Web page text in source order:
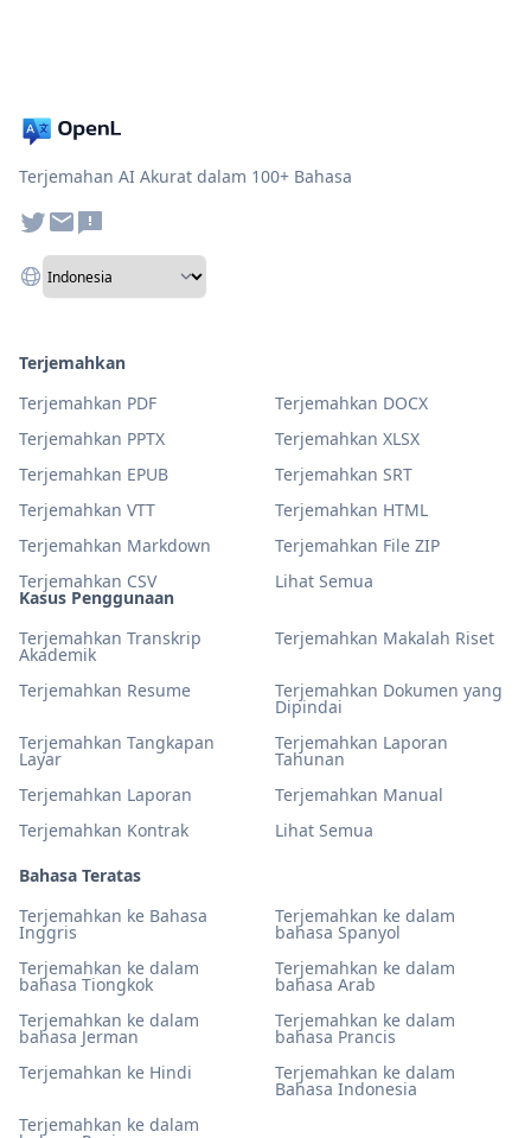
Terjemahan AI Akurat dalam 100+ Bahasa
Kasus Penggunaan
Terjemahkan Transkrip
Akademik
Terjemahkan Makalah Riset
Terjemahkan Resume Terjemahkan Dokumen yang
Dipindai
Terjemahkan Tangkapan
Layar
Terjemahkan Laporan
Tahunan
Terjemahkan Laporan
Terjemahkan Manual
Terjemahkan Kontrak
Lihat Semua
Bahasa Teratas
Terjemahkan ke Bahasa
Inggris
Terjemahkan ke dalam
bahasa Spanyol
Terjemahkan ke dalam
bahasa Tiongkok
Terjemahkan ke dalam
bahasa Arab
Terjemahkan ke dalam
bahasa Jerman
Terjemahkan ke dalam
bahasa Prancis
Terjemahkan ke Hindi
Terjemahkan ke dalam
Bahasa Indonesia
Terjemahkan ke dalam
Terjemahkan
Terjemahkan PDF
Terjemahkan DOCX
Terjemahkan PPTX
Terjemahkan XLSX
Terjemahkan EPUB
Terjemahkan SRT
Terjemahkan VTT
Terjemahkan HTML
Terjemahkan Markdown
Terjemahkan File ZIP
Terjemahkan CSV
Lihat Semua